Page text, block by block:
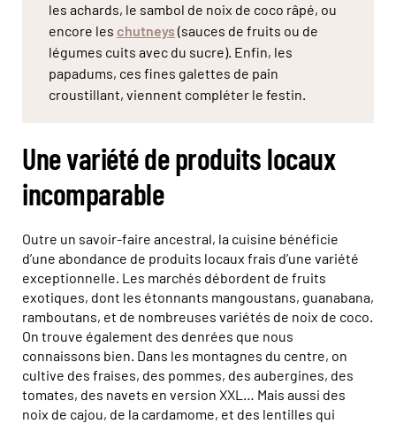
les achards, le sambol de noix de coco râpé, ou
encore les chutneys(sauces de fruits ou de
légumes cuits avec du sucre). Enfin, les
papadums, ces fines galettes de pain
croustillant, viennent compléter le festin.
Une variété de produits locaux
incomparable
Outre un savoir-faire ancestral, la cuisine bénéficie
d’une abondance de produits locaux frais d’une variété
exceptionnelle. Les marchés débordent de fruits
exotiques, dont les étonnants mangoustans, guanabana,
ramboutans, et de nombreuses variétés de noix de coco.
On trouve également des denrées que nous
connaissons bien. Dans les montagnes du centre, on
cultive des fraises, des pommes, des aubergines, des
tomates, des navets en version XXL… Mais aussi des
noix de cajou, de la cardamome, et des lentilles qui